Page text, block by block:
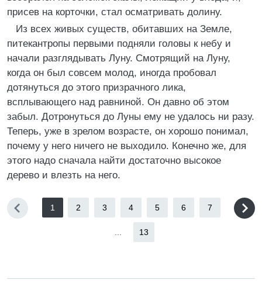
присев на корточки, стал осматривать долину.
Из всех живых существ, обитавших на Земле,
питекантропы первыми подняли головы к небу и
начали разглядывать Луну. Смотрящий на Луну,
когда он был совсем молод, иногда пробовал
дотянуться до этого призрачного лика,
всплывающего над равниной. Он давно об этом
забыл. Дотронуться до Луны ему не удалось ни разу.
Теперь, уже в зрелом возрасте, он хорошо понимал,
почему у него ничего не выходило. Конечно же, для
этого надо сначала найти достаточно высокое
дерево и влезть на него.
1 2 3 4 5 6 7
13